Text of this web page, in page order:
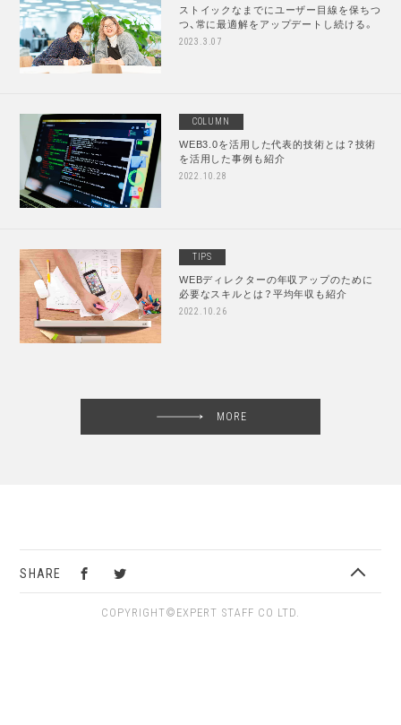
ストイックなまでにユーザー目線を保ちつ
つ、常に最適解をアップデートし続ける。
2023.3.07
COLUMN
WEB3.0を活用した代表的技術とは？技術
を活用した事例も紹介
2022.10.28
TIPS
WEBディレクターの年収アップのために
必要なスキルとは？平均年収も紹介
2022.10.26
MORE
SHARE
COPYRIGHT©EXPERT STAFF CO LTD.